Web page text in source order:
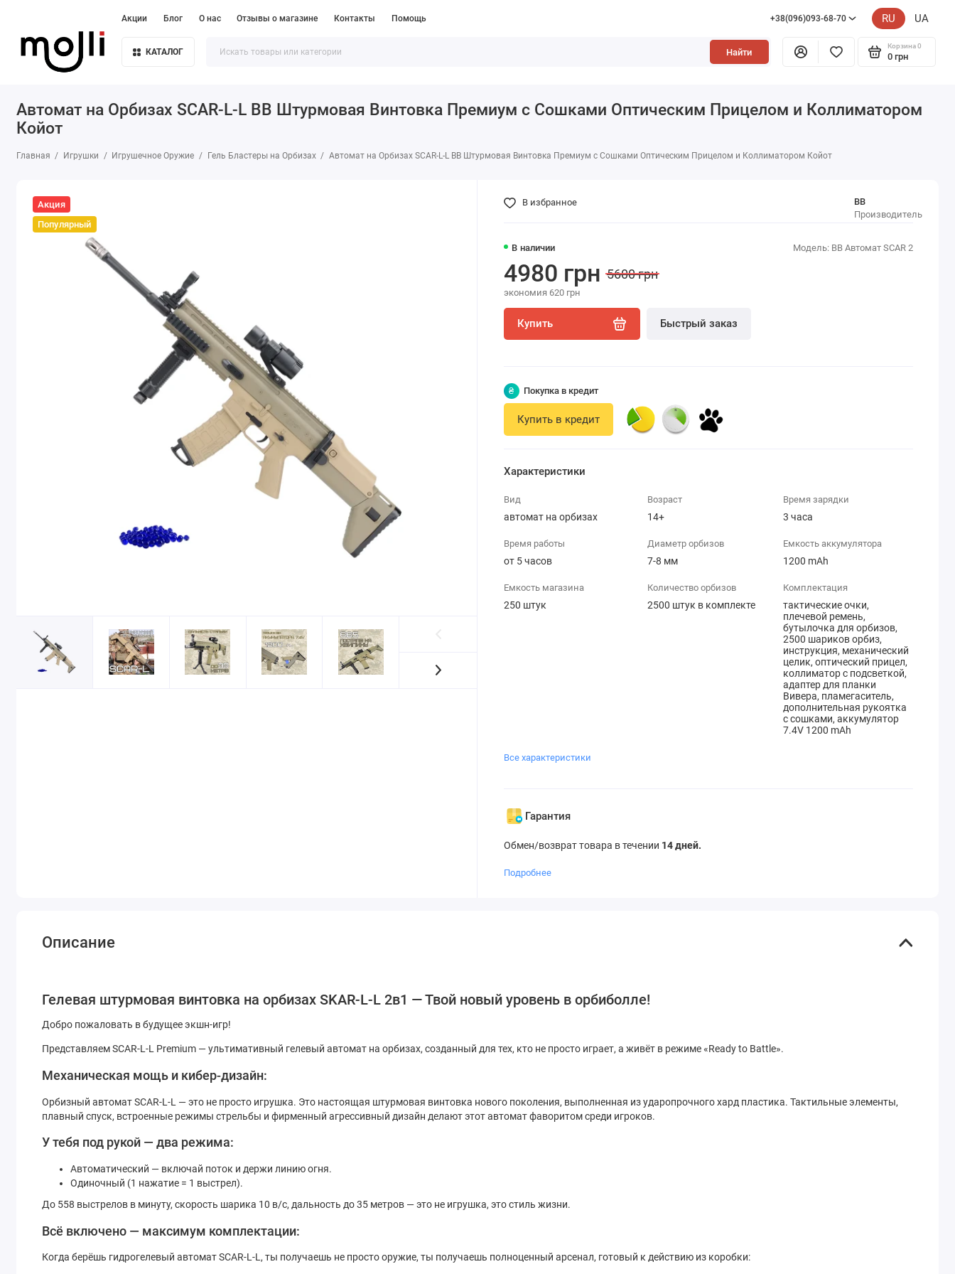
Акции Блог О нас Отзывы о магазине Контакты Помощь +38(096)093-68-70 RU UA
КАТАЛОГ Найти
Корзина 0
0 грн
Автомат на Орбизах SCAR-L-L BB Штурмовая Винтовка Премиум с Сошками Оптическим Прицелом и Коллиматором
Койот
Главная Игрушки Игрушечное Оружие Гель Бластеры на Орбизах Автомат на Орбизах SCAR-L-L BB Штурмовая Винтовка Премиум с Сошками Оптическим Прицелом и Коллиматором Койот
Акция
Популярный
В избранное
В наличии Модель: BB Автомат SCAR 2
BB
Производитель
4980 грн 5600 грн
экономия 620 грн
Купить Быстрый заказ
₴ Покупка в кредит
Купить в кредит
Характеристики
Вид
автомат на орбизах
Возраст
14+
Время зарядки
3 часа
Время работы
от 5 часов
Диаметр орбизов
7-8 мм
Емкость аккумулятора
1200 mAh
Емкость магазина
250 штук
Количество орбизов
2500 штук в комплекте
Комплектация
тактические очки,
плечевой ремень,
бутылочка для орбизов,
2500 шариков орбиз,
инструкция, механический
целик, оптический прицел,
коллиматор с подсветкой,
адаптер для планки
Вивера, пламегаситель,
дополнительная рукоятка
с сошками, аккумулятор
7.4V 1200 mAh
Все характеристики
Гарантия
Обмен/возврат товара в течении 14 дней.
Подробнее
Описание
Гелевая штурмовая винтовка на орбизах SKAR-L-L 2в1 — Твой новый уровень в орбиболле!
Добро пожаловать в будущее экшн-игр!
Представляем SCAR-L-L Premium — ультимативный гелевый автомат на орбизах, созданный для тех, кто не просто играет, а живёт в режиме «Ready to Battle».
Механическая мощь и кибер-дизайн:
Орбизный автомат SCAR-L-L — это не просто игрушка. Это настоящая штурмовая винтовка нового поколения, выполненная из ударопрочного хард пластика. Тактильные элементы,
плавный спуск, встроенные режимы стрельбы и фирменный агрессивный дизайн делают этот автомат фаворитом среди игроков.
У тебя под рукой — два режима:
Автоматический — включай поток и держи линию огня.
Одиночный (1 нажатие = 1 выстрел).
До 558 выстрелов в минуту, скорость шарика 10 в/с, дальность до 35 метров — это не игрушка, это стиль жизни.
Всё включено — максимум комплектации:
Когда берёшь гидрогелевый автомат SCAR-L-L, ты получаешь не просто оружие, ты получаешь полноценный арсенал, готовый к действию из коробки: